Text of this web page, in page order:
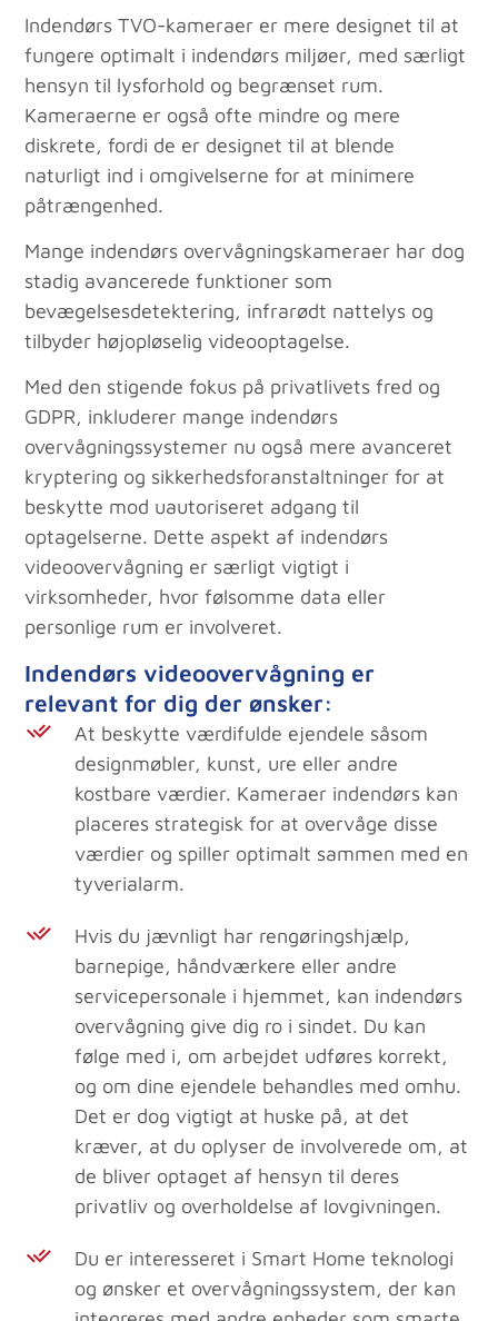
Indendørs TVO-kameraer er mere designet til at
fungere optimalt i indendørs miljøer, med særligt
hensyn til lysforhold og begrænset rum.
Kameraerne er også ofte mindre og mere
diskrete, fordi de er designet til at blende
naturligt ind i omgivelserne for at minimere
påtrængenhed.
Mange indendørs overvågningskameraer har dog
stadig avancerede funktioner som
bevægelsesdetektering, infrarødt nattelys og
tilbyder højopløselig videooptagelse.
Med den stigende fokus på privatlivets fred og
GDPR, inkluderer mange indendørs
overvågningssystemer nu også mere avanceret
kryptering og sikkerhedsforanstaltninger for at
beskytte mod uautoriseret adgang til
optagelserne. Dette aspekt af indendørs
videoovervågning er særligt vigtigt i
virksomheder, hvor følsomme data eller
personlige rum er involveret.
Indendørs videoovervågning er
relevant for dig der ønsker:
At beskytte værdifulde ejendele såsom
designmøbler, kunst, ure eller andre
kostbare værdier. Kameraer indendørs kan
placeres strategisk for at overvåge disse
værdier og spiller optimalt sammen med en
tyverialarm.
Hvis du jævnligt har rengøringshjælp,
barnepige, håndværkere eller andre
servicepersonale i hjemmet, kan indendørs
overvågning give dig ro i sindet. Du kan
følge med i, om arbejdet udføres korrekt,
og om dine ejendele behandles med omhu.
Det er dog vigtigt at huske på, at det
kræver, at du oplyser de involverede om, at
de bliver optaget af hensyn til deres
privatliv og overholdelse af lovgivningen.
Du er interesseret i Smart Home teknologi
og ønsker et overvågningssystem, der kan